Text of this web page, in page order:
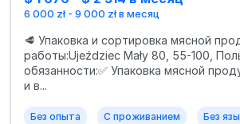
6 000 zł - 9 000 zł в месяц
🥩 Упаковка и сортировка мясной
работы:Ujeździec Mały 80, 55-100,
обязанности:✅ Упаковка мясной
и в...
Без опыта С проживанием Без